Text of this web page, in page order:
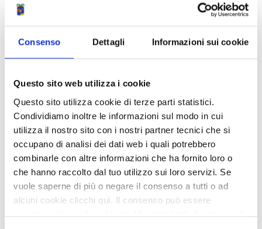
Consenso Dettagli Informazioni sui cookie
Questo sito web utilizza i cookie
Questo sito utilizza cookie di terze parti statistici.
Condividiamo inoltre le informazioni sul modo in cui
utilizza il nostro sito con i nostri partner tecnici che si
occupano di analisi dei dati web i quali potrebbero
combinarle con altre informazioni che ha fornito loro o
che hanno raccolto dal tuo utilizzo sui loro servizi. Se
vuole saperne di più o negare il consenso a tutti o ad
alcuni cookie clicchi qui. Il consenso può essere
espresso cliccando sul tasto "Accetta tutti". Se non vuole
«Si rafforza così il rapporto fra l’Istituto e il territorio – ha
concluso Zanni – in un dialogo sempre più stretto con i